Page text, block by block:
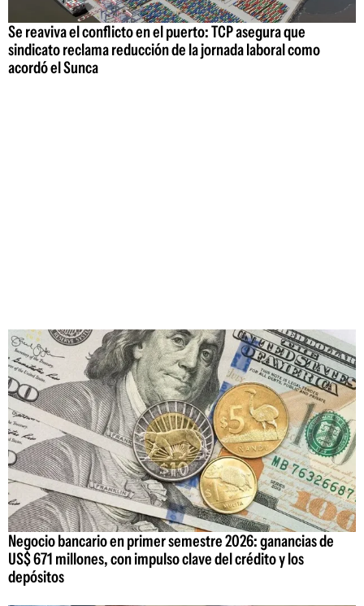
Se reaviva el conflicto en el puerto: TCP asegura que
sindicato reclama reducción de la jornada laboral como
acordó el Sunca
Negocio bancario en primer semestre 2026: ganancias de
US$ 671 millones, con impulso clave del crédito y los
depósitos